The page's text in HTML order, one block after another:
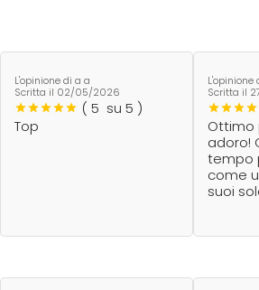
Scenic
L'opinione di a a
Scritta il 02/05/2026
( 5 su 5 )
Top
L'opinione
Scritta il
Ottimo
adoro!
tempo
come
suoi